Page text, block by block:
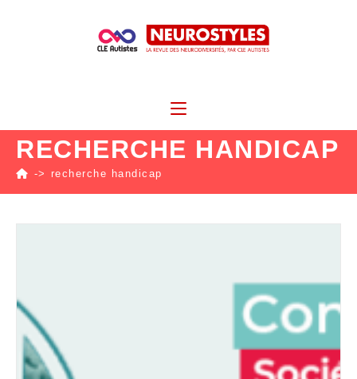
RECHERCHE HANDICAP
-> recherche handicap